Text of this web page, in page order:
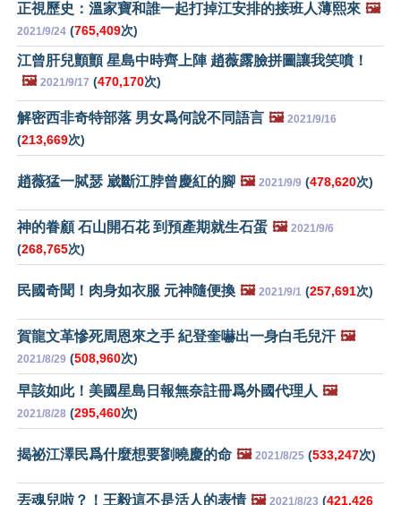
正視歷史：溫家寶和誰一起打掉江安排的接班人薄熙來 🖼️
2021/9/24 (765,409次)
江曾肝兒顫顫 星島中時齊上陣 趙薇露臉拼圖讓我笑噴！
🖼️ 2021/9/17 (470,170次)
解密西非奇特部落 男女爲何說不同語言 🖼️ 2021/9/16
(213,669次)
趙薇猛一脦瑟 崴斷江脖曾慶紅的腳 🖼️ 2021/9/9 (478,620次)
神的眷顧 石山開石花 到預產期就生石蛋 🖼️ 2021/9/6
(268,765次)
民國奇聞！肉身如衣服 元神隨便換 🖼️ 2021/9/1 (257,691次)
賀龍文革慘死周恩來之手 紀登奎嚇出一身白毛兒汗 🖼️
2021/8/29 (508,960次)
早該如此！美國星島日報無奈註冊爲外國代理人 🖼️
2021/8/28 (295,460次)
揭祕江澤民爲什麼想要劉曉慶的命 🖼️ 2021/8/25 (533,247次)
丟魂兒啦？！王毅這不是活人的表情 🖼️ 2021/8/23 (421,426